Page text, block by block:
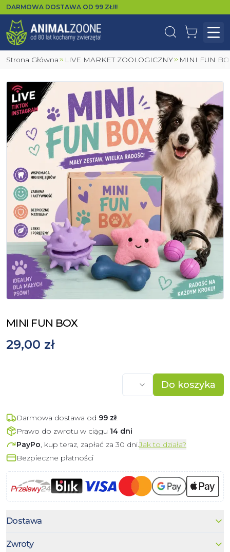
DARMOWA DOSTAWA OD 99 ZŁ!!!
WyszukajKoszyk
Strona Główna LIVE MARKET ZOOLOGICZNY MINI FUN
MINI FUN BOX
29,00 zł
Do koszyka
Darmowa dostawa od 99 zł!
Prawo do zwrotu w ciągu 14 dni
PayPo, kup teraz, zapłać za 30 dni.Jak to działa?
Bezpieczne płatności
Dostawa
Zwroty